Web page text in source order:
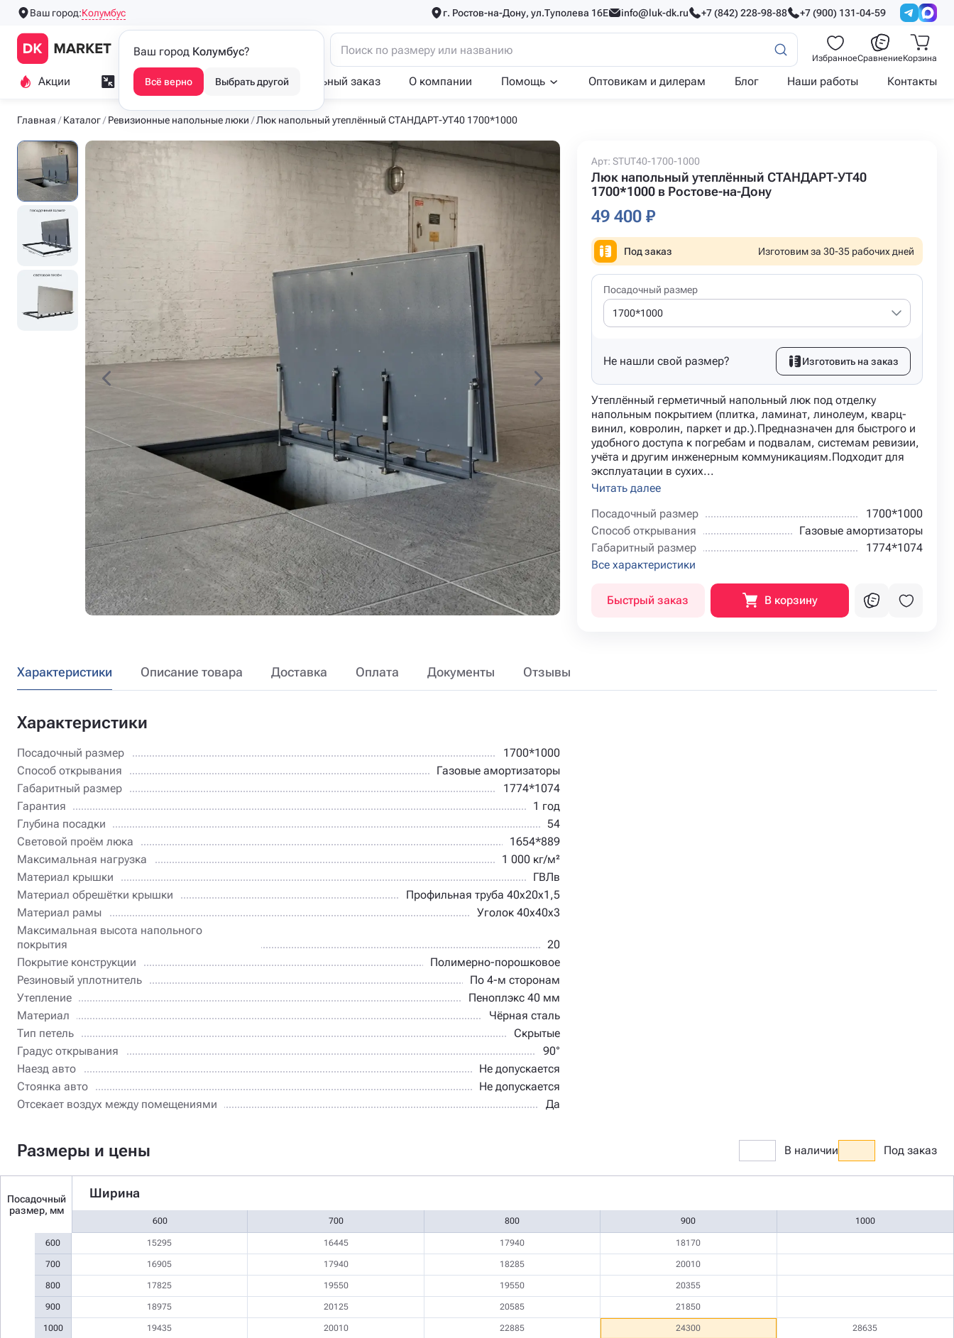
Ваш город:Колумбус г. Ростов-на-Дону, ул.Туполева 16Е info@luk-dk.ru +7 (842) 228-98-88 +7 (900) 131-04-59
люки с 2016 года
ИзбранноеСравнениеКорзина
Акции Замер и монтаж Индивидуальный заказ О компании Помощь Оптовикам и дилерам Блог Наши работы Контакты
Главная Каталог Ревизионные напольные люки Люк напольный утеплённый СТАНДАРТ-УТ40 1700*1000
Арт: STUT40-1700-1000
Люк напольный утеплённый СТАНДАРТ-УТ40
1700*1000 в Ростове-на-Дону
49 400 ₽
Под заказ Изготовим за 30-35 рабочих дней
Посадочный размер
1700*1000
Не нашли свой размер? Изготовить на заказ
Утеплённый герметичный напольный люк под отделку
напольным покрытием (плитка, ламинат, линолеум, кварц-
винил, ковролин, паркет и др.).Предназначен для быстрого и
удобного доступа к погребам и подвалам, системам ревизии,
учёта и другим инженерным коммуникациям.Подходит для
эксплуатации в сухих...
Читать далее
Посадочный размер
1700*1000
Способ открывания
Газовые амортизаторы
Габаритный размер
1774*1074
Все характеристики
Быстрый заказ В корзину
Характеристики Описание товара Доставка Оплата Документы Отзывы
Характеристики
Посадочный размер
1700*1000
Способ открывания
Газовые амортизаторы
Габаритный размер
1774*1074
Гарантия
1 год
Глубина посадки
54
Световой проём люка
1654*889
Максимальная нагрузка
1 000 кг/м²
Материал крышки
ГВЛв
Материал обрешётки крышки
Профильная труба 40х20х1,5
Материал рамы
Уголок 40х40х3
Максимальная высота напольного
покрытия
20
Покрытие конструкции
Полимерно-порошковое
Резиновый уплотнитель
По 4-м сторонам
Утепление
Пеноплэкс 40 мм
Материал
Чёрная сталь
Тип петель
Скрытые
Градус открывания
90°
Наезд авто
Не допускается
Стоянка авто
Не допускается
Отсекает воздух между помещениями
Да
Размеры и цены В наличии Под заказ
Посадочный
размер, мм
Ширина
600 700 800 900 1000
600
700
800
900
1000
15295 16445 17940 18170
16905 17940 18285 20010
17825 19550 19550 20355
18975 20125 20585 21850
19435 20010 22885 24300 28635
Ваш город Колумбус?
Всё верно Выбрать другой